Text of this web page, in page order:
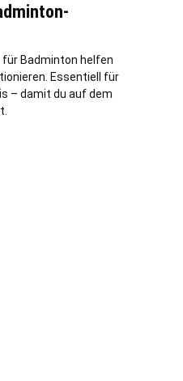
Badminton helfen
Essentiell für
– damit du auf dem